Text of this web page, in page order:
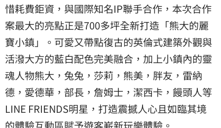
惜耗費鉅資，與國際知名IP聯手合作，本次合作
案最大的亮點正是700多坪全新打造「熊大的麗
寶小鎮」。可愛又帶點復古的英倫式建築外觀與
活潑大方的藍白配色完美融合，加上小鎮內的靈
魂人物熊大，兔兔，莎莉，熊美，胖友，雷納
德，愛德華，部長，詹姆士，潔西卡，饅頭人等
LINE FRIENDS明星，打造震撼人心且如臨其境